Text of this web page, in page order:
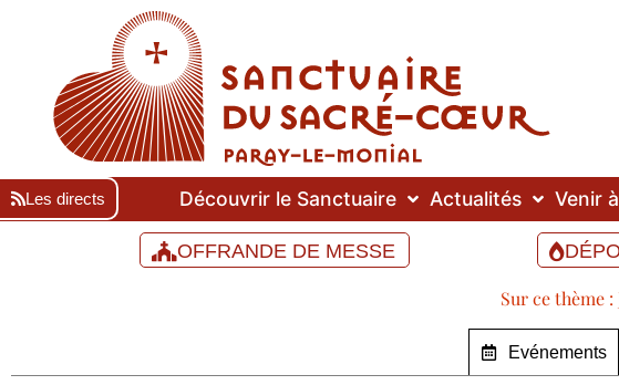
Les directs Découvrir le Sanctuaire Actualités Venir
OFFRANDE DE MESSE
Sur ce thème :
Evénements